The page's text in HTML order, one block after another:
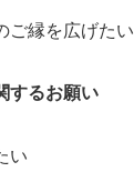
ご縁を広げたい
するお願い
い